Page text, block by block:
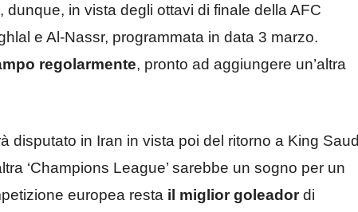
in vista degli ottavi di finale della AFC
e Al-Nassr, programmata in data 3 marzo.
regolarmente, pronto ad aggiungere un’altra
disputato in Iran in vista poi del ritorno a King Saud
‘Champions League’ sarebbe un sogno per un
europea resta il miglior goleadordi